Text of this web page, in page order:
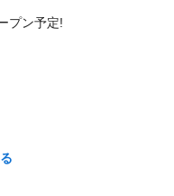
在でありたいと思ってい
プン予定!